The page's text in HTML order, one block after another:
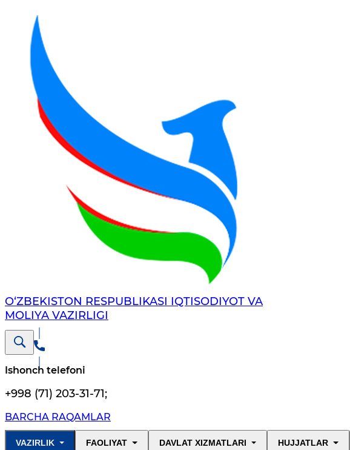
O‘ZBEKISTON RESPUBLIKASI IQTISODIYOT VA
MOLIYA VAZIRLIGI
Ishonch telefoni
+998 (71) 203-31-71;
BARCHA RAQAMLAR
VAZIRLIK FAOLIYAT DAVLAT XIZMATLARI HUJJATLAR